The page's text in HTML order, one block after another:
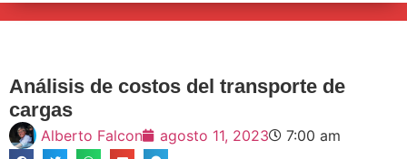
Análisis de costos del transporte de
cargas
Alberto Falcon agosto 11, 2023 7:00 am